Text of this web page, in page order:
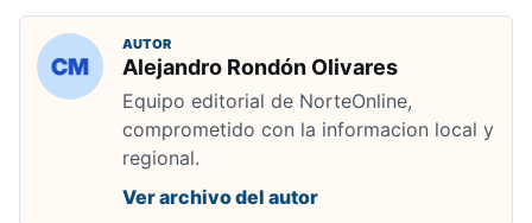
AUTOR
Alejandro Rondón Olivares
Equipo editorial de NorteOnline,
comprometido con la informacion local y
regional.
Ver archivo del autor